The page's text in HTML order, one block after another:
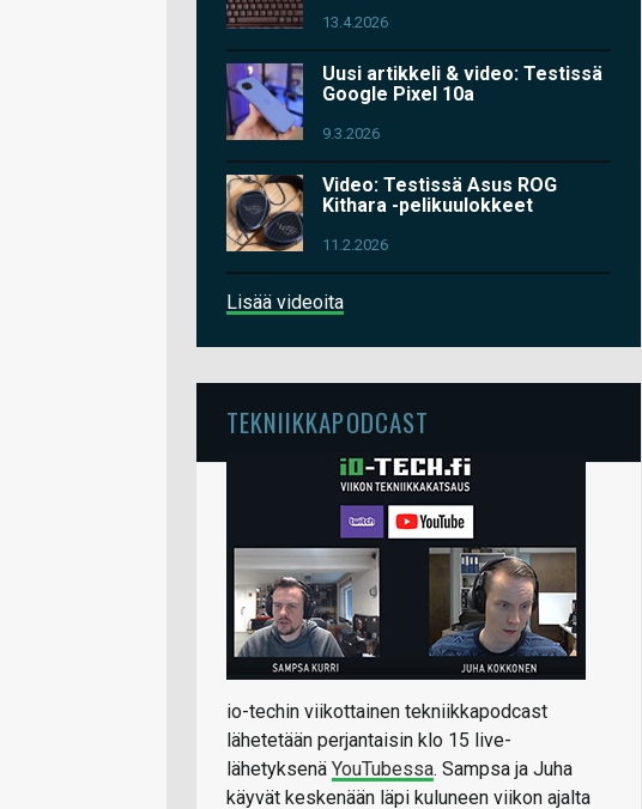
13.4.2026
Uusi artikkeli & video: Testissä
Google Pixel 10a
9.3.2026
Video: Testissä Asus ROG
Kithara -pelikuulokkeet
11.2.2026
Lisää videoita
TEKNIIKKAPODCAST
io-techin viikottainen tekniikkapodcast
lähetetään perjantaisin klo 15 live-
lähetyksenä YouTubessa. Sampsa ja Juha
käyvät keskenään läpi kuluneen viikon ajalta